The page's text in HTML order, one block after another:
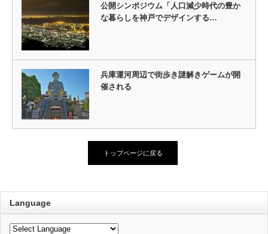
公開シンポジウム「人口減少時代の豊か
な暮らしを神戸でデザインする…
兵庫運河周辺で街歩き謎解きゲームが開
催される
トップページに戻る
Language